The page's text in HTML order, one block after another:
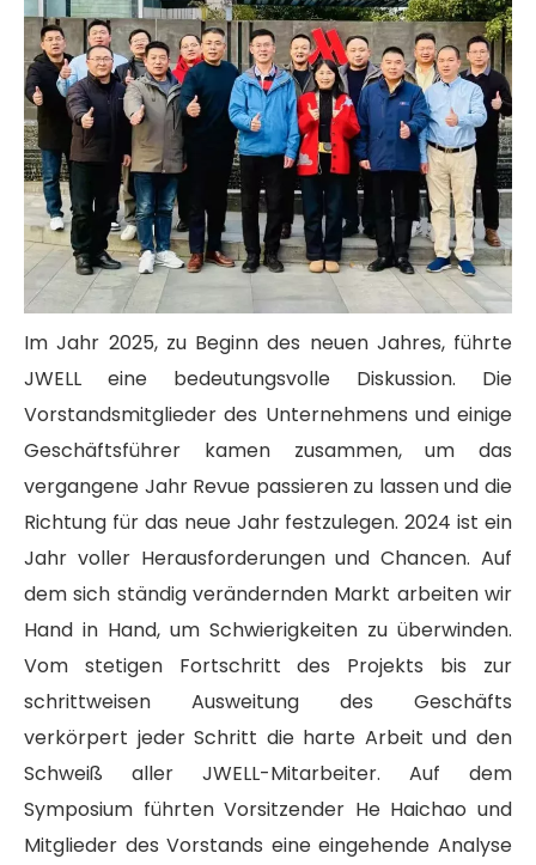
Im Jahr 2025, zu Beginn des neuen Jahres, führte
JWELL eine bedeutungsvolle Diskussion. Die
Vorstandsmitglieder des Unternehmens und einige
Geschäftsführer kamen zusammen, um das
vergangene Jahr Revue passieren zu lassen und die
Richtung für das neue Jahr festzulegen. 2024 ist ein
Jahr voller Herausforderungen und Chancen. Auf
dem sich ständig verändernden Markt arbeiten wir
Hand in Hand, um Schwierigkeiten zu überwinden.
Vom stetigen Fortschritt des Projekts bis zur
schrittweisen Ausweitung des Geschäfts
verkörpert jeder Schritt die harte Arbeit und den
Schweiß aller JWELL-Mitarbeiter. Auf dem
Symposium führten Vorsitzender He Haichao und
Mitglieder des Vorstands eine eingehende Analyse